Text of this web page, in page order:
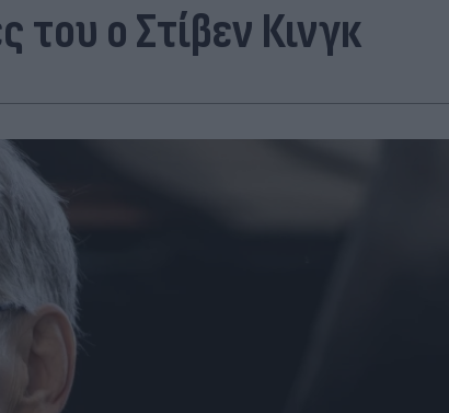
του ο Στίβεν Κινγκ